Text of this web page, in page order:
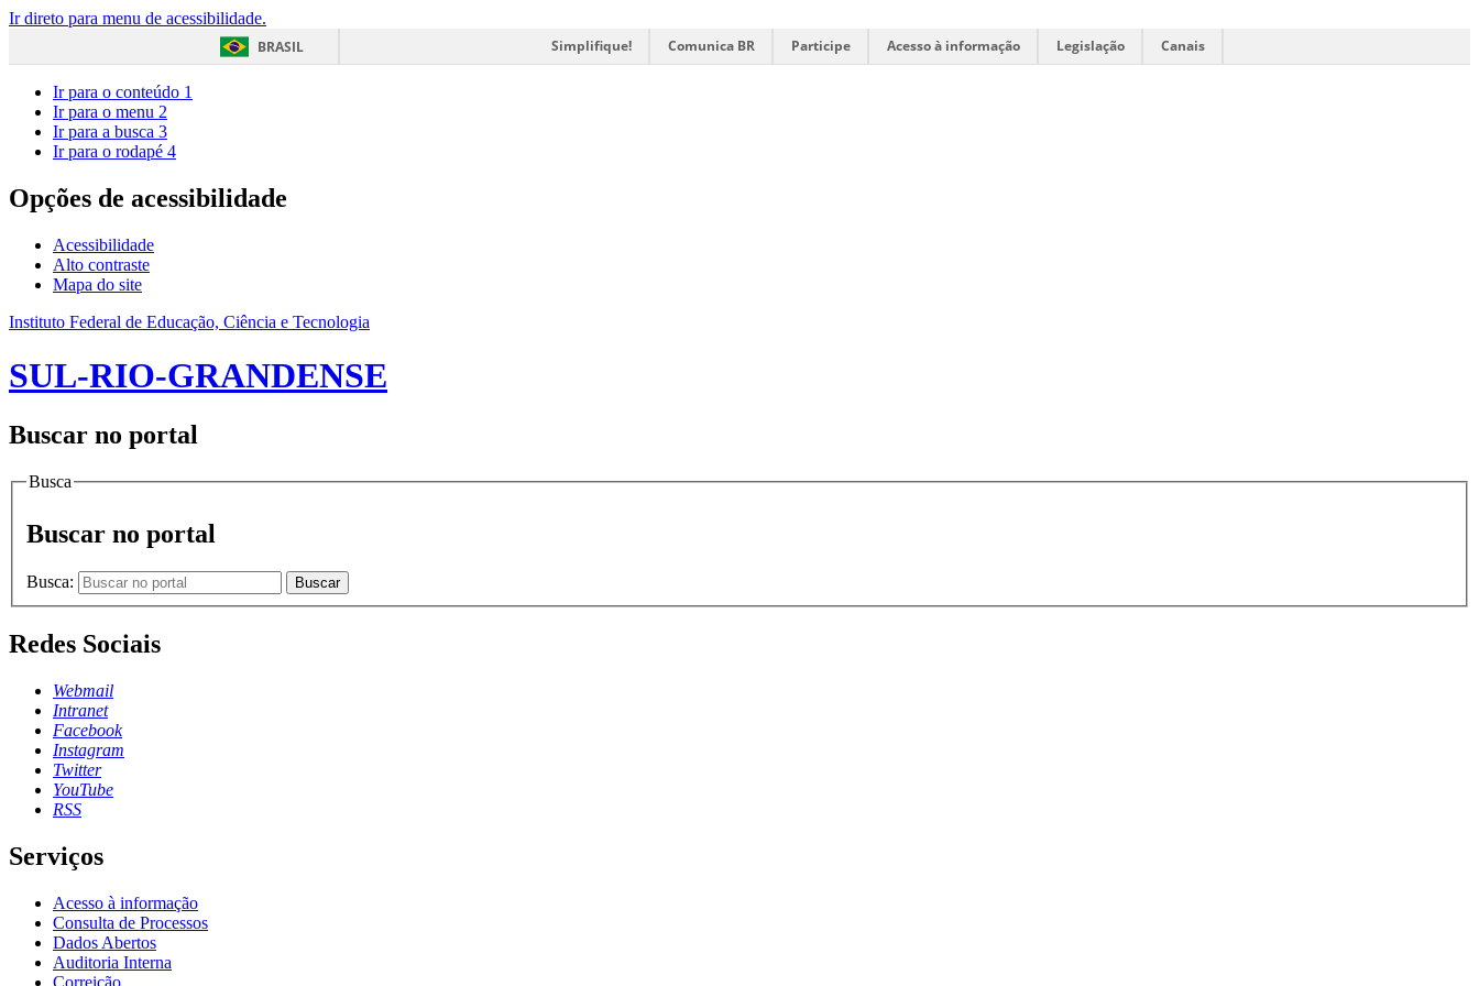
Ir direto para menu de acessibilidade.
BRASIL
Simplifique! Comunica BR Participe Acesso à informação Legislação Canais
Ir para o conteúdo 1
Ir para o menu 2
Ir para a busca 3
Ir para o rodapé 4
Opções de acessibilidade
Acessibilidade
Alto contraste
Mapa do site
Instituto Federal de Educação, Ciência e Tecnologia
SUL-RIO-GRANDENSE
Buscar no portal
Busca
Buscar no portal
Busca: Buscar
Redes Sociais
Webmail
Intranet
Facebook
Instagram
Twitter
YouTube
RSS
Serviços
Acesso à informação
Consulta de Processos
Dados Abertos
Auditoria Interna
Correição